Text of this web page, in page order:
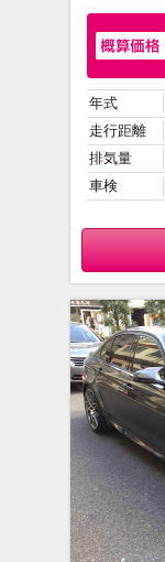
年式
走行距離
排気量
車検